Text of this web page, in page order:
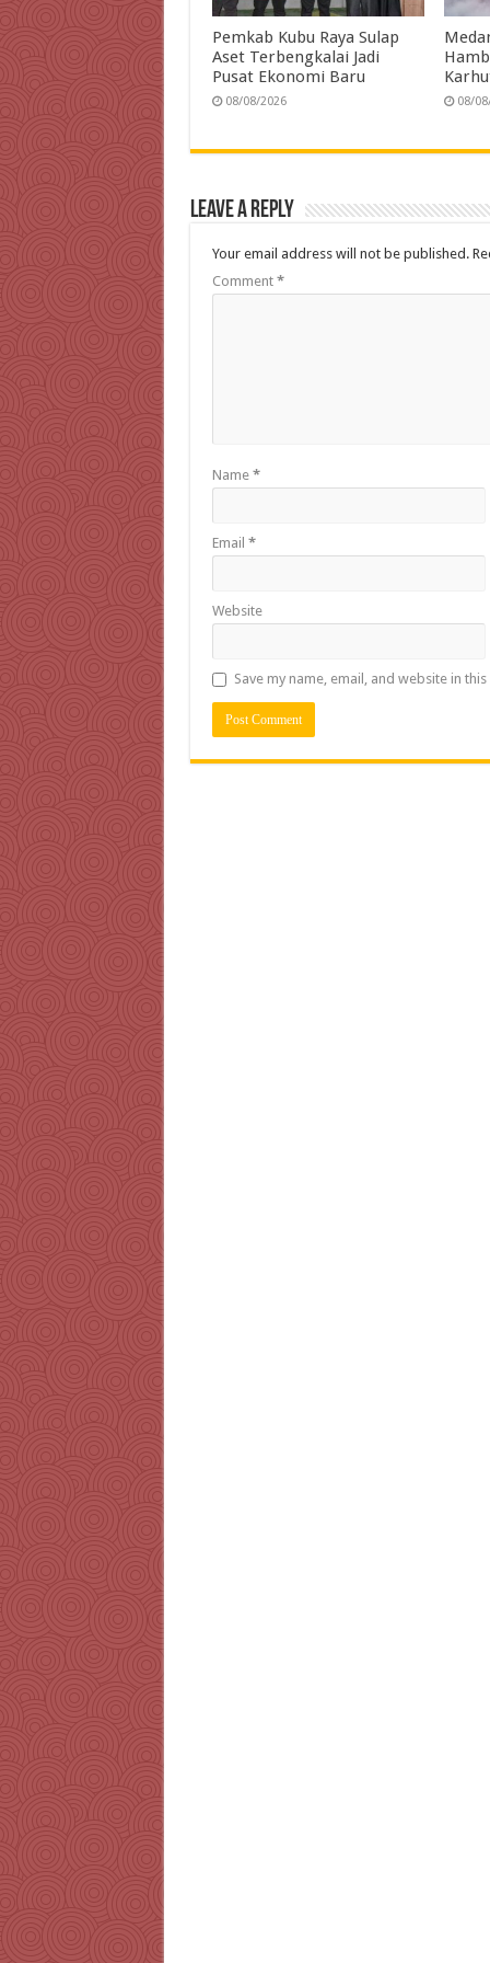
Pemkab Kubu Raya Sulap
Aset Terbengkalai Jadi
Pusat Ekonomi Baru
08/08/2026 08/
Leave a Reply
Your email address will not be published.
Comment *
Name *
Email *
Website
Save my name, email, and website in